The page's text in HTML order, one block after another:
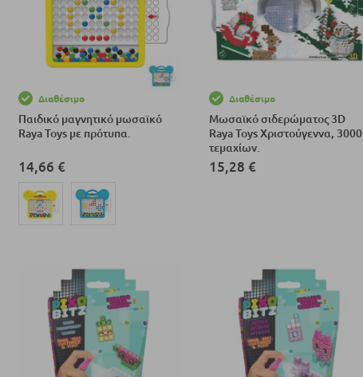
Διαθέσιμο
Παιδικό μαγνητικό μωσαϊκό
Raya Toys με πρότυπα.
14,66 €
Διαθέσιμο
Μωσαϊκό σιδερώματος 3D
Raya Toys Χριστούγεννα, 3000
τεμαχίων.
15,28 €